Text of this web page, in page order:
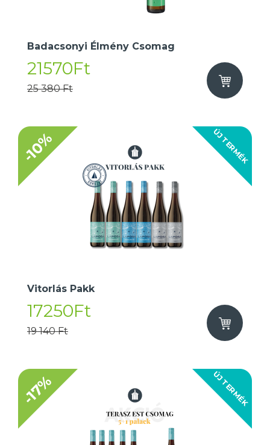
Badacsonyi Élmény Csomag
21570Ft
25 380 Ft
ÚJ TERMÉK
-10%
Vitorlás Pakk
17250Ft
19 140 Ft
ÚJ TERMÉK
-17%